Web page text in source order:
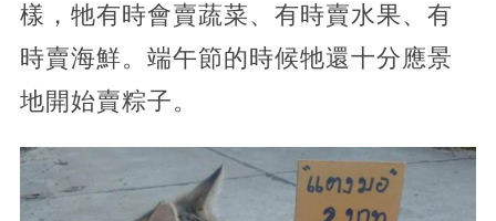
樣，牠有時會賣蔬菜、有時賣水果、有
時賣海鮮。端午節的時候牠還十分應景
地開始賣粽子。